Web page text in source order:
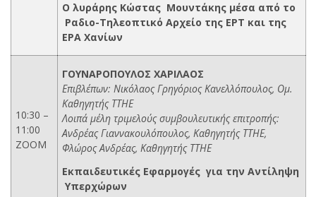
Ο λυράρης Κώστας Μουντάκης μέσα από το
Ραδιο-Τηλεοπτικό Αρχείο της ΕΡΤ και της
ΕΡΑ Χανίων
10:30 –
11:00
ΖΟΟΜ
ΓΟΥΝΑΡΟΠΟΥΛΟΣ ΧΑΡΙΛΑΟΣ
Επιβλέπων: Νικόλαος Γρηγόριος Κανελλόπουλος, Ομ.
Καθηγητής ΤΤΗΕ
Λοιπά μέλη τριμελούς συμβουλευτικής επιτροπής:
Ανδρέας Γιαννακουλόπουλος, Καθηγητής ΤΤΗΕ,
Φλώρος Ανδρέας, Καθηγητής ΤΤΗΕ
Εκπαιδευτικές Εφαρμογές για την Αντίληψη
Υπερχώρων